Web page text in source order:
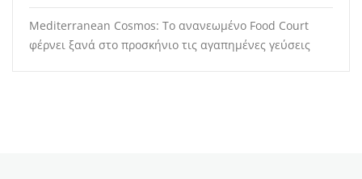
Mediterranean Cosmos: Το ανανεωμένο Food Court
φέρνει ξανά στο προσκήνιο τις αγαπημένες γεύσεις